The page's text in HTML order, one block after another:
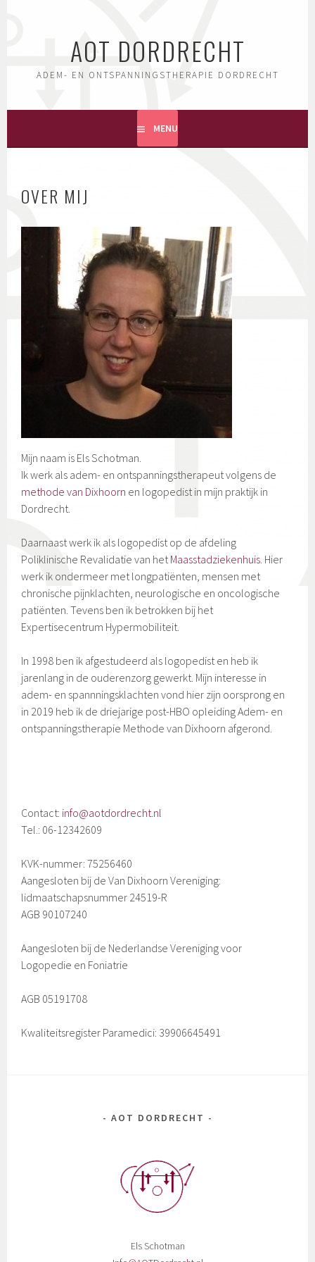
AOT DORDRECHT
ADEM- EN ONTSPANNINGSTHERAPIE DORDRECHT
MENU
OVER MIJ
Mijn naam is Els Schotman.
Ik werk als adem- en ontspanningstherapeut volgens de
methode van Dixhoorn en logopedist in mijn praktijk in
Dordrecht.
Daarnaast werk ik als logopedist op de afdeling
Poliklinische Revalidatie van hetMaasstadziekenhuis. Hier
werk ik ondermeer met longpatiënten, mensen met
chronische pijnklachten, neurologische en oncologische
patiënten. Tevens ben ik betrokken bij het
Expertisecentrum Hypermobiliteit.
In 1998 ben ik afgestudeerd als logopedist en heb ik
jarenlang in de ouderenzorg gewerkt. Mijn interesse in
adem- en spannningsklachten vond hier zijn oorsprong en
in 2019 heb ik de driejarige post-HBO opleiding Adem- en
ontspanningstherapie Methode van Dixhoorn afgerond.
Contact: info@aotdordrecht.nl
Tel.: 06-12342609
KVK-nummer: 75256460
Aangesloten bij de Van Dixhoorn Vereniging:
lidmaatschapsnummer 24519-R
AGB 90107240
Aangesloten bij de Nederlandse Vereniging voor
Logopedie en Foniatrie
AGB 05191708
Kwaliteitsregister Paramedici: 39906645491
AOT DORDRECHT
Els Schotman